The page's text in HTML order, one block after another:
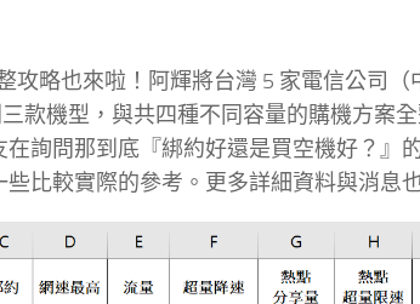
攻略也來啦！阿輝將台灣 5 家電信公司
款機型，與共四種不同容量的購機方案
詢問那到底『綁約好還是買空機好？』
比較實際的參考。更多詳細資料與消息